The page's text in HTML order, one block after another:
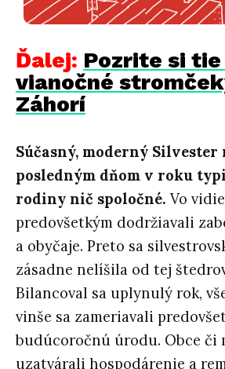
Ďalej: Pozrite si tie
vianočné
Záhorí
Súčasný, moderný Silvester
posledným dňom v roku
rodiny nič spoločné. Vo
predovšetkým dodržiavali
a obyčaje. Preto sa
zásadne nelíšila od tej
Bilancoval sa uplynulý rok,
vinše sa zameriavali
budúcoročnú úrodu. Obce či
uzatvárali hospodárenie a